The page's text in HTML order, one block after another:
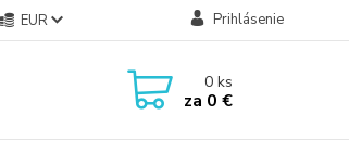
EUR Prihlásenie
0ks
za 0 €